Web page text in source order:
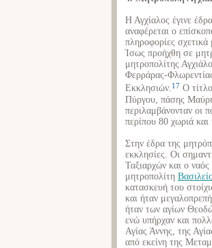
Η Αγχίαλος έγινε
αναφέρεται ο
πληροφορίες
Ίσως προήχθη σε
μητροπολίτης
Φερράρας-
Εκκλησιών.17 Ο
Πύργου, πάσης
περιλαμβάνονταν οι
περίπου 80 χωριά
Στην έδρα της
εκκλησίες. Οι
Ταξιαρχών και ο
μητροπολίτη
κατασκευή του
και ήταν
ήταν των αγίων
ενώ υπήρχαν και
Αγίας Άννης, της
από εκείνη της